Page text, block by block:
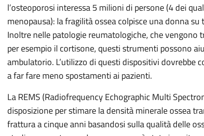
l’osteoporosi interessa 5 milioni di persone (4 dei
menopausa): la fragilità ossea colpisce una donna
Inoltre nelle patologie reumatologiche, che
per esempio il cortisone, questi strumenti possono
ambulatorio. L’utilizzo di questi dispositivi dovrebbe
a far fare meno spostamenti ai pazienti.
La REMS (Radiofrequency Echographic Multi
disposizione per stimare la densità minerale ossea
frattura a cinque anni basandosi sulla qualità delle